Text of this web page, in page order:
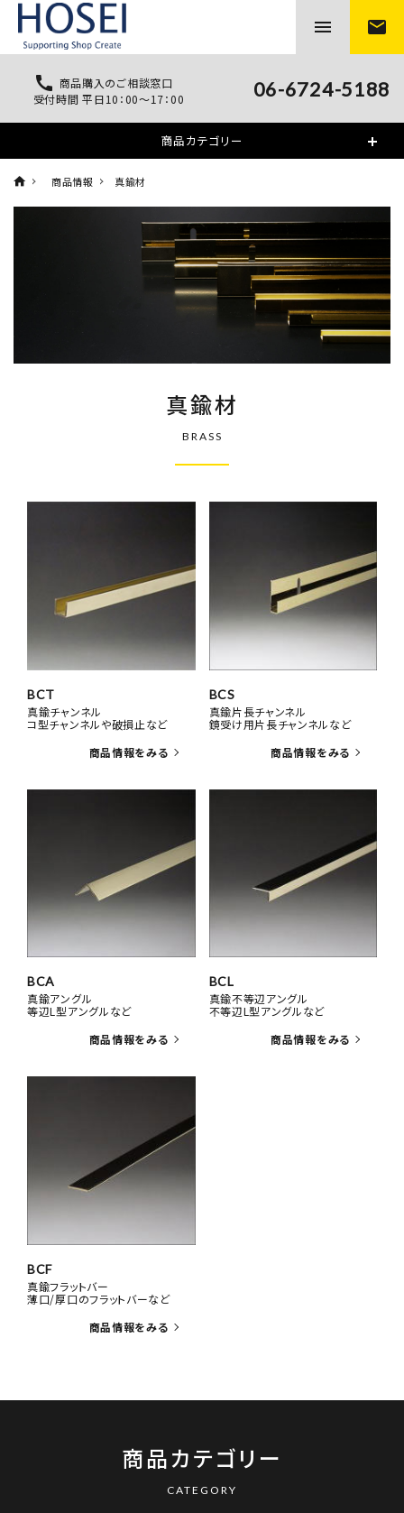
menu mail
call 商品購入のご相談窓口
受付時間 平日10：00～17：00
06-6724-5188
商品カテゴリー
商品情報 真鍮材
真鍮材
BRASS
BCT
真鍮チャンネル
コ型チャンネルや破損止など
BCS
真鍮片長チャンネル
鏡受け用片長チャンネルなど
BCA
真鍮アングル
等辺L型アングルなど
BCL
真鍮不等辺アングル
不等辺L型アングルなど
BCF
真鍮フラットバー
薄口/厚口のフラットバーなど
商品カテゴリー
CATEGORY